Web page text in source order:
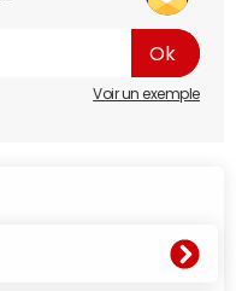
Voir un exemple